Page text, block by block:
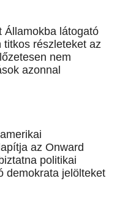
Államokba látogató
titkos részleteket az
nem
azonnal
az Onward
politikai
demokrata jelölteket